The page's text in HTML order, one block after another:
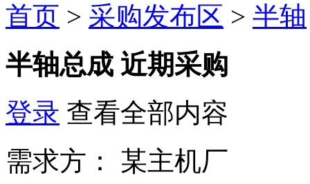
首页 > 采购发布区 > 半轴
半轴总成 近期采购
登录 查看全部内容
需求方：
某主机厂